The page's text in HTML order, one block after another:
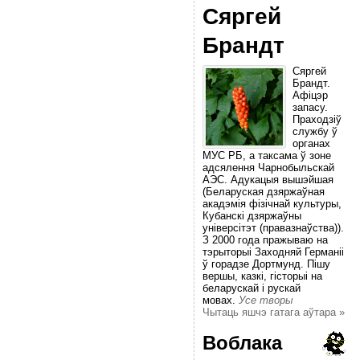
Сяргей
Брандт
Сяргей
Брандт.
Афіцэр
запасу.
Праходзіў
службу ў
органах
МУС РБ, а таксама ў зоне
адсялення Чарнобыльскай
АЭС. Адукацыя вышэйшая
(Беларуская дзяржаўная
акадэмія фізічнай культуры,
Кубанскі дзяржаўны
універсітэт (правазнаўства)).
З 2000 года пражываю на
тэрыторыі Заходняй Германіі
ў горадзе Дортмунд. Пішу
вершы, казкі, гісторыі на
беларускай і рускай
мовах. Усе творы
Чытаць яшчэ гатага аўтара »
Воблака